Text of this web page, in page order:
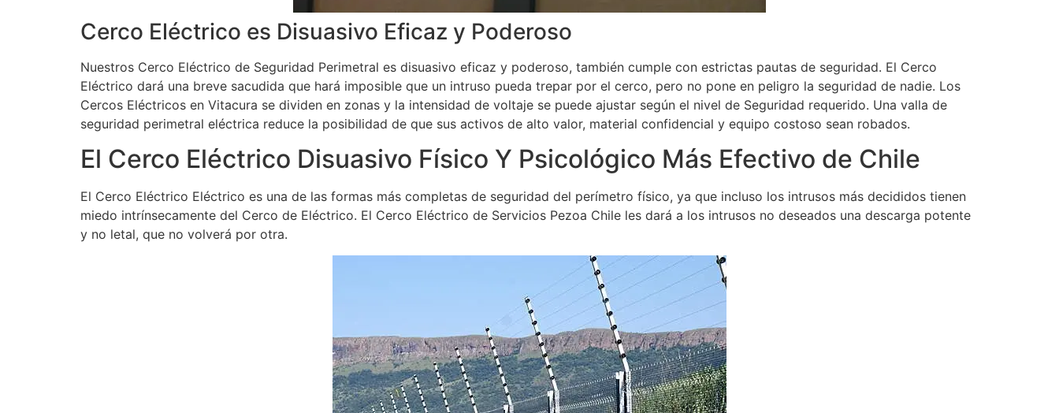
Cerco Eléctrico es Disuasivo Eficaz y Poderoso
Nuestros Cerco Eléctrico de Seguridad Perimetral es disuasivo eficaz y poderoso, también cumple con estrictas pautas de seguridad. El Cerco
Eléctrico dará una breve sacudida que hará imposible que un intruso pueda trepar por el cerco, pero no pone en peligro la seguridad de nadie. Los
Cercos Eléctricos en Vitacura se dividen en zonas y la intensidad de voltaje se puede ajustar según el nivel de Seguridad requerido. Una valla de
seguridad perimetral eléctrica reduce la posibilidad de que sus activos de alto valor, material confidencial y equipo costoso sean robados.
El Cerco Eléctrico Disuasivo Físico Y Psicológico Más Efectivo de Chile
El Cerco Eléctrico Eléctrico es una de las formas más completas de seguridad del perímetro físico, ya que incluso los intrusos más decididos tienen
miedo intrínsecamente del Cerco de Eléctrico. El Cerco Eléctrico de Servicios Pezoa Chile les dará a los intrusos no deseados una descarga potente
y no letal, que no volverá por otra.